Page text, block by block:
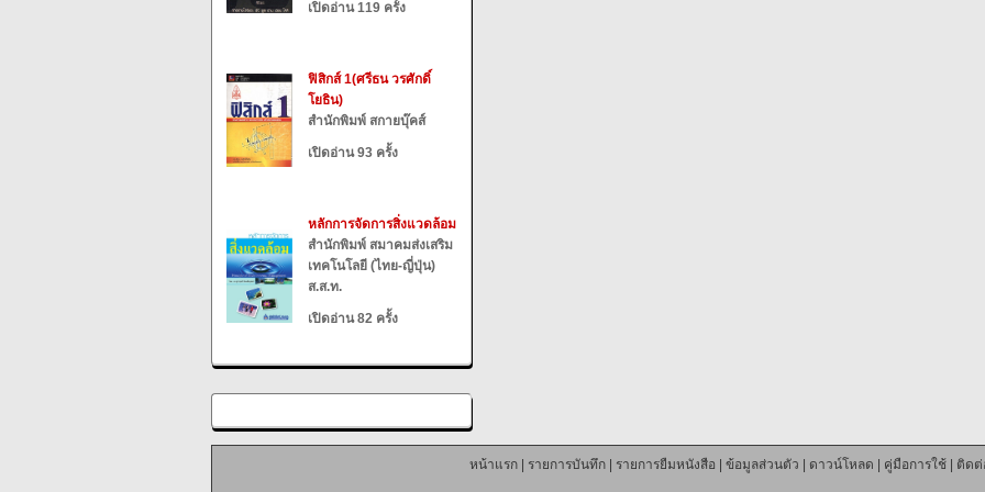
เปิดอ่าน 119 ครั้ง
ฟิสิกส์ 1(ศรีธน วรศักดิ์
โยธิน)
สำนักพิมพ์ สกายบุ๊คส์
เปิดอ่าน 93 ครั้ง
หลักการจัดการสิ่งแวดล้อม
สำนักพิมพ์ สมาคมส่งเสริม
เทคโนโลยี (ไทย-ญี่ปุ่น)
ส.ส.ท.
เปิดอ่าน 82 ครั้ง
หน้าแรก| รายการบันทึก| รายการยืมหนังสือ ข้อมูลส่วนตัว ดาวน์โหลด คู่มือการใช้| ติดต่